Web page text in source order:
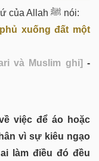
Ông Ibnu 'Umar thuật lại rằng Thiên Sứ của Allah ﷺ nói:
xuống đất một
và Muslim ghi] -
vì sự kiêu ngạo
làm điều đó đều